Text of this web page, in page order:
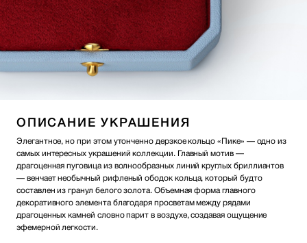
ОПИСАНИЕ УКРАШЕНИЯ
Элегантное, но при этом утонченно дерзкое кольцо «Пике» — одно из
самых интересных украшений коллекции. Главный мотив —
драгоценная пуговица из волнообразных линий круглых бриллиантов
— венчает необычный рифленый ободок кольца, который будто
составлен из гранул белого золота. Объемная форма главного
декоративного элемента благодаря просветам между рядами
драгоценных камней словно парит в воздухе, создавая ощущение
эфемерной легкости.